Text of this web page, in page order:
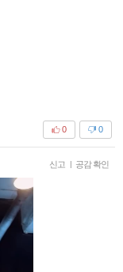
0
0
신고 | 공감 확인